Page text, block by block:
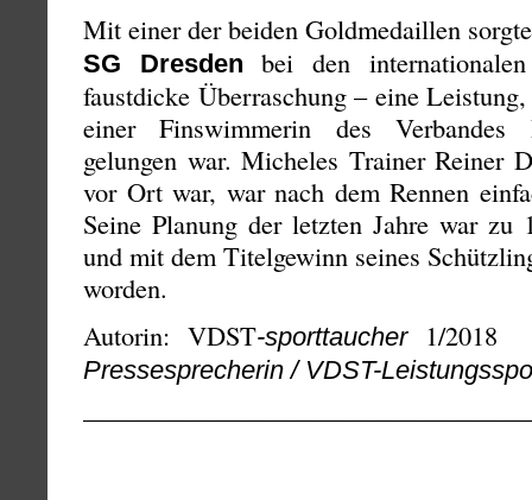
Mit einer der beiden Goldmedaillen
SG Dresden
bei den
faustdicke Überraschung – eine
einer Finswimmerin des Verbandes
gelungen war. Micheles Trainer Reiner
vor Ort war, war nach dem Rennen
Seine Planung der letzten Jahre war zu
und mit dem Titelgewinn seines
worden.
Autorin: VDST-sporttaucher 1/
Pressesprecherin / VDST-